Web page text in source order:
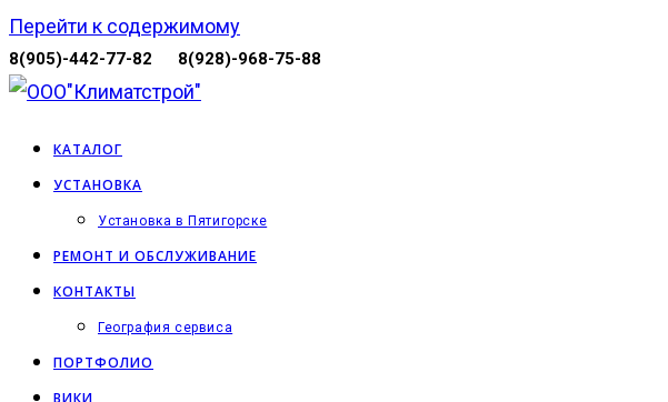
Перейти к содержимому
8(905)-442-77-82 8(928)-968-75-88
КАТАЛОГ
УСТАНОВКА
Установка в Пятигорске
РЕМОНТ И ОБСЛУЖИВАНИЕ
КОНТАКТЫ
География сервиса
ПОРТФОЛИО
ВИКИ